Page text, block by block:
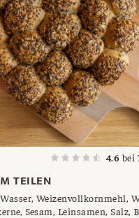
4.6 bei
TEILEN
Weizenvollkornmehl,
Sesam, Leinsamen, Salz,